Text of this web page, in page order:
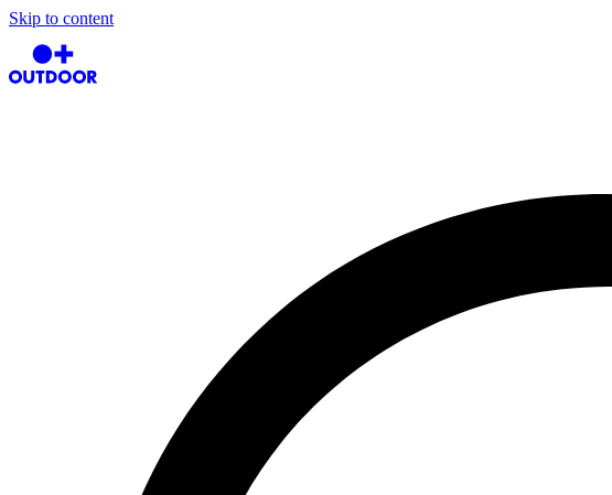
Skip to content